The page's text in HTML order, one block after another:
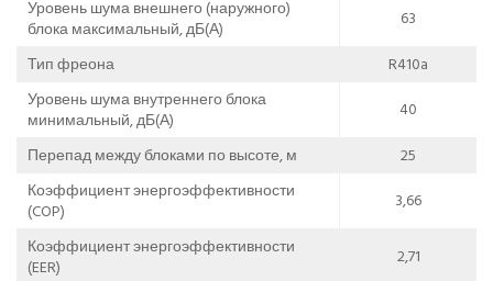
Уровень шума внешнего (наружного)
блока максимальный, дБ(А)
63
Тип фреона
R410a
Уровень шума внутреннего блока
минимальный, дБ(А)
40
Перепад между блоками по высоте, м
25
Коэффициент энергоэффективности
(COP)
3,66
Коэффициент энергоэффективности
(EER)
2,71